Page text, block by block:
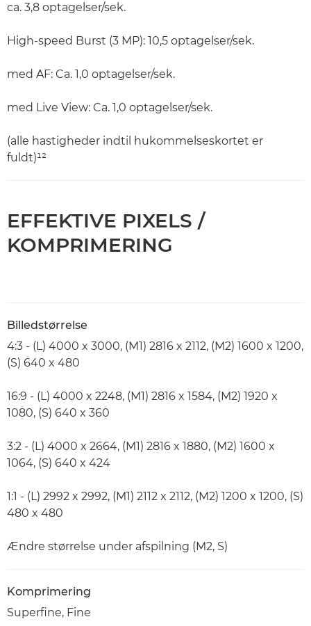
ca. 3,8 optagelser/sek.
High-speed Burst (3 MP): 10,5 optagelser/sek.
med AF: Ca. 1,0 optagelser/sek.
med Live View: Ca. 1,0 optagelser/sek.
(alle hastigheder indtil hukommelseskortet er
fuldt)¹²
EFFEKTIVE PIXELS /
KOMPRIMERING
Billedstørrelse
4:3 - (L) 4000 x 3000, (M1) 2816 x 2112, (M2) 1600 x 1200,
(S) 640 x 480
16:9 - (L) 4000 x 2248, (M1) 2816 x 1584, (M2) 1920 x
1080, (S) 640 x 360
3:2 - (L) 4000 x 2664, (M1) 2816 x 1880, (M2) 1600 x
1064, (S) 640 x 424
1:1 - (L) 2992 x 2992, (M1) 2112 x 2112, (M2) 1200 x 1200, (S)
480 x 480
Ændre størrelse under afspilning (M2, S)
Komprimering
Superfine, Fine